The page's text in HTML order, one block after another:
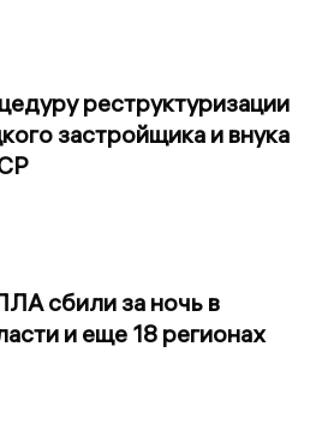
реструктуризации
застройщика и внука
сбили за ночь в
и еще 18 регионах